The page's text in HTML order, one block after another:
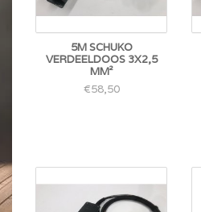
5M SCHUKO
VERDEELDOOS 3X2,5
MM²
€58,50